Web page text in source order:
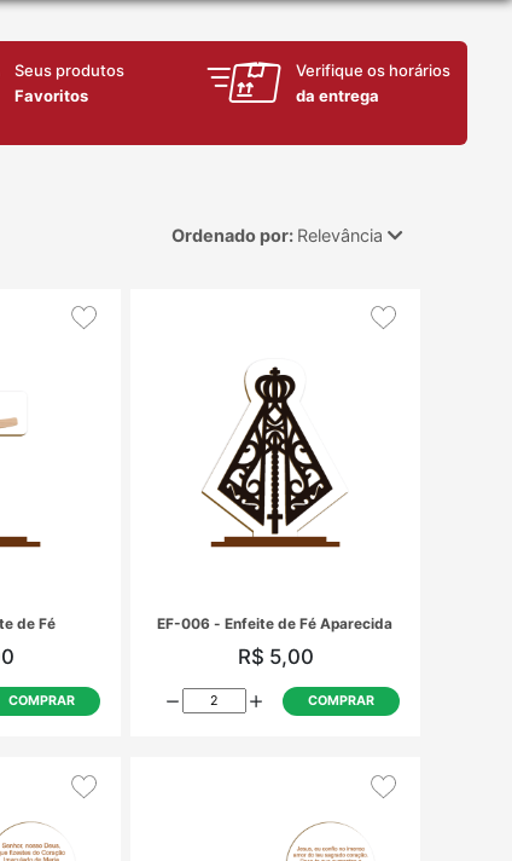
Seus produtos
Favoritos
Verifique os horários
da entrega
Ordenado por: Relevância
Maior Preço
Ordem Alfabética
COMPRAR